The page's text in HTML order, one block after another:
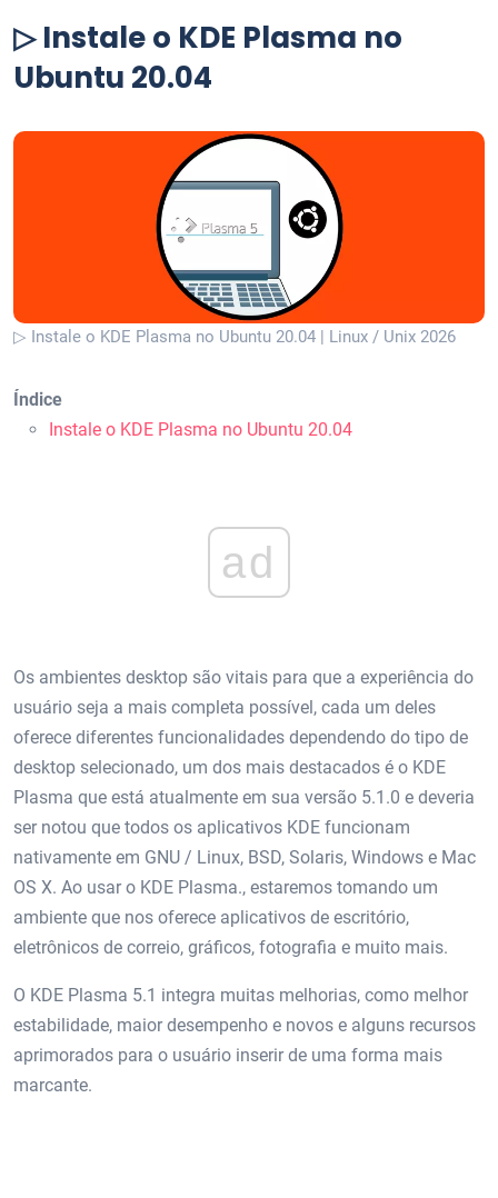
▷ Instale o KDE Plasma no
Ubuntu 20.04
▷ Instale o KDE Plasma no Ubuntu 20.04 | Linux / Unix 2026
Índice
Instale o KDE Plasma no Ubuntu 20.04
ad
Os ambientes desktop são vitais para que a experiência do
usuário seja a mais completa possível, cada um deles
oferece diferentes funcionalidades dependendo do tipo de
desktop selecionado, um dos mais destacados é o KDE
Plasma que está atualmente em sua versão 5.1.0 e deveria
ser notou que todos os aplicativos KDE funcionam
nativamente em GNU / Linux, BSD, Solaris, Windows e Mac
OS X. Ao usar o KDE Plasma., estaremos tomando um
ambiente que nos oferece aplicativos de escritório,
eletrônicos de correio, gráficos, fotografia e muito mais.
O KDE Plasma 5.1 integra muitas melhorias, como melhor
estabilidade, maior desempenho e novos e alguns recursos
aprimorados para o usuário inserir de uma forma mais
marcante.